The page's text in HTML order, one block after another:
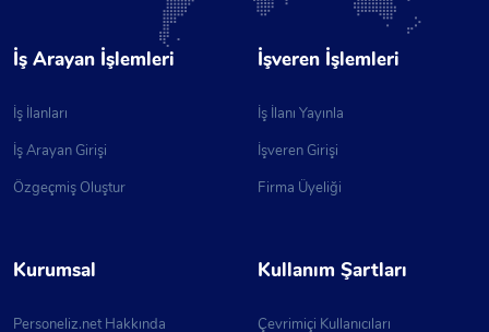
İş Arayan İşlemleri
İş İlanları
İş Arayan Girişi
Özgeçmiş Oluştur
İşveren İşlemleri
İş İlanı Yayınla
İşveren Girişi
Firma Üyeliği
Kurumsal
Personeliz.net Hakkında
Kullanım Şartları
Çevrimiçi Kullanıcıları